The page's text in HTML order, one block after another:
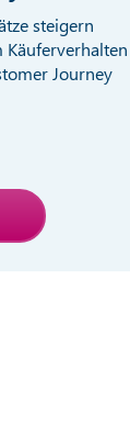
steigern
Käuferverhalten
Journey